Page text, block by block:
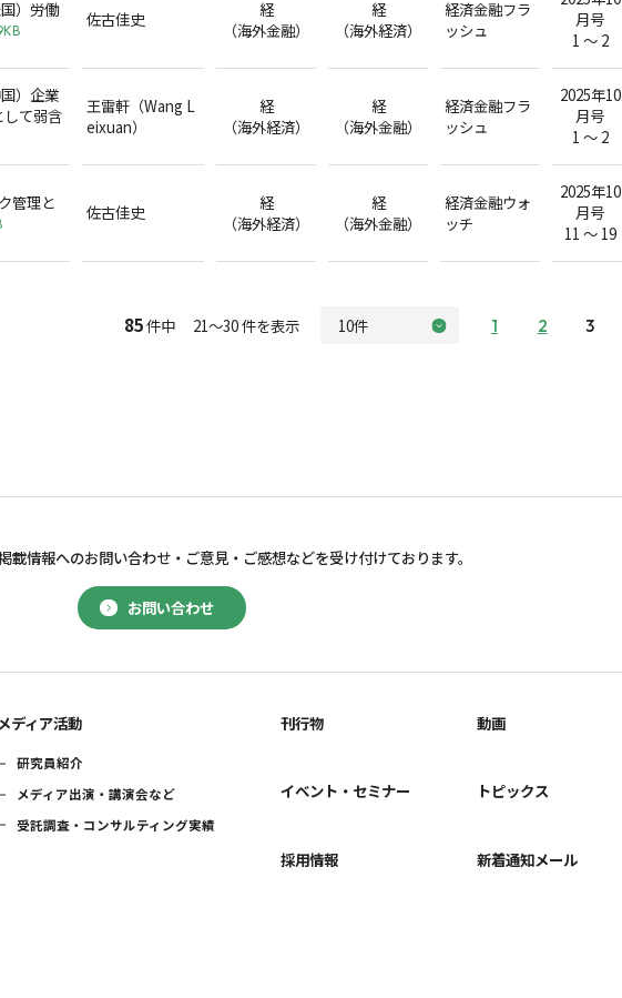
）労働
佐古佳史
経
（海外金融）
経
（海外経済）
経済金融フラ
ッシュ
月号
1 ～ 2
）企業
て弱含
王雷軒（Wang L
eixuan）
経
（海外経済）
経
（海外金融）
経済金融フラ
ッシュ
2025年10
月号
1 ～ 2
管理と
佐古佳史
経
（海外経済）
経
（海外金融）
経済金融ウォ
ッチ
2025年10
月号
11 ～ 19
85件中 21～30 件を表示 1 2 3
お問い合わせ
載情報へのお問い合わせ・ ご意見・ご感想などを受け付けております。
メディア活動
研究員紹介
メディア出演・講演会など
受託調査・コンサルティング実績
刊行物
イベント・セミナー
採用情報
動画
トピックス
新着通知メール